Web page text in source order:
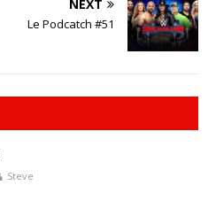
NEXT
Le Podcatch #51
Steve